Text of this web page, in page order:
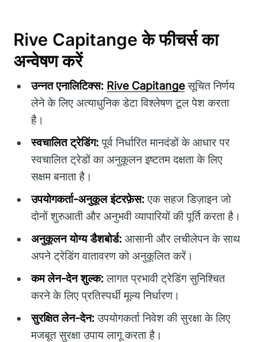
Rive Capitange के फीचर्स का
अन्वेषण करें
उन्नत एनालिटिक्स: Rive Capitangeसूचित निर्णय
लेने के लिए अत्याधुनिक डेटा विश्लेषण टूल पेश करता
है।
स्वचालित ट्रेडिंग:पूर्व निर्धारित मानदंडों के आधार पर
स्वचालित ट्रेडों का अनुकूलन इष्टतम दक्षता के लिए
सक्षम बनाता है।
उपयोगकर्ता-अनुकूल इंटरफ़ेस:एक सहज डिज़ाइन जो
दोनों शुरुआती और अनुभवी व्यापारियों की पूर्ति करता है।
अनुकूलन योग्य डैशबोर्ड: आसानी और लचीलेपन के साथ
अपने ट्रेडिंग वातावरण को अनुकूलित करें।
कम लेन-देन शुल्क:लागत प्रभावी ट्रेडिंग सुनिश्चित
करने के लिए प्रतिस्पर्धी मूल्य निर्धारण।
सुरक्षित लेन-देन:उपयोगकर्ता निवेश की सुरक्षा के लिए
मजबूत सुरक्षा उपाय लागू करता है।